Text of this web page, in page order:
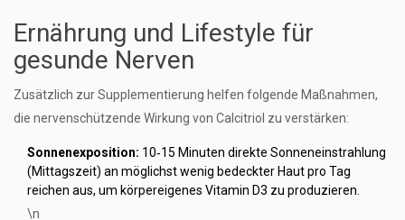
Ernährung und Lifestyle für
gesunde Nerven
Zusätzlich zur Supplementierung helfen folgende Maßnahmen,
die nervenschützende Wirkung von Calcitriol zu verstärken:
Sonnenexposition: 10‑15 Minuten direkte Sonneneinstrahlung
(Mittagszeit) an möglichst wenig bedeckter Haut pro Tag
reichen aus, um körpereigenes Vitamin D3 zu produzieren.
\n